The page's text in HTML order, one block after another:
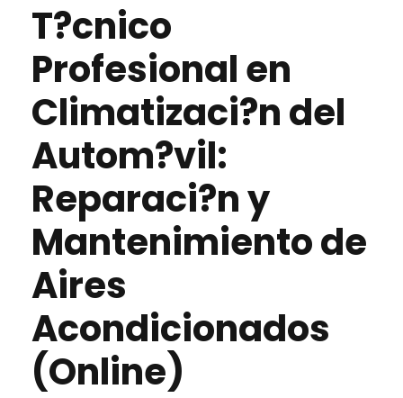
T?cnico
Profesional en
Climatizaci?n del
Autom?vil:
Reparaci?n y
Mantenimiento de
Aires
Acondicionados
(Online)